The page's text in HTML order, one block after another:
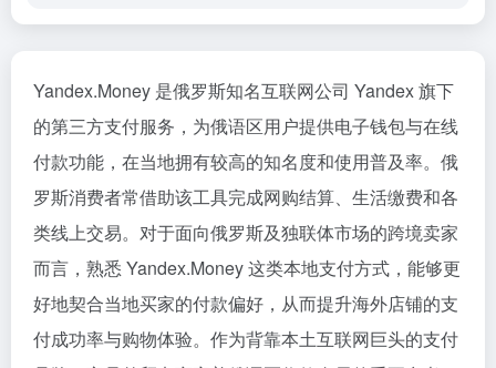
Yandex.Money 是俄罗斯知名互联网公司 Yandex 旗下
的第三方支付服务，为俄语区用户提供电子钱包与在线
付款功能，在当地拥有较高的知名度和使用普及率。俄
罗斯消费者常借助该工具完成网购结算、生活缴费和各
类线上交易。对于面向俄罗斯及独联体市场的跨境卖家
而言，熟悉 Yandex.Money 这类本地支付方式，能够更
好地契合当地买家的付款偏好，从而提升海外店铺的支
付成功率与购物体验。作为背靠本土互联网巨头的支付